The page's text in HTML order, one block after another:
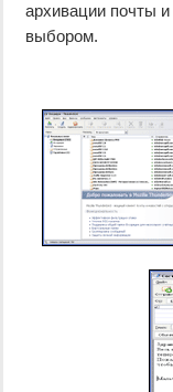
архивации почты
выбором.